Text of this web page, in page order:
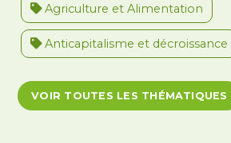
Agriculture et Alimentation
Anticapitalisme et décroissance
Antiracisme et décolonisation
Antivalidisme Climat et
VOIR TOUTES LES THÉMATIQUES